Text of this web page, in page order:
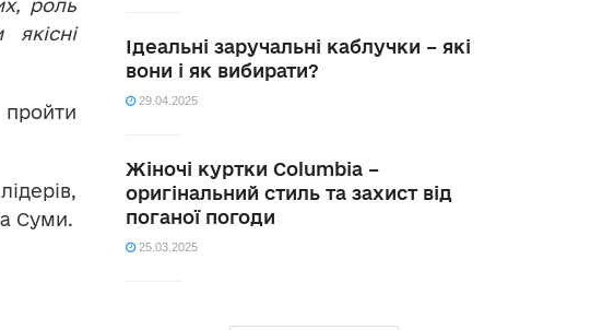
роль
Суми.
Ідеальні заручальні каблучки – які
вони і як вибирати?
29.04.2025
Жіночі куртки Columbia –
оригінальний стиль та захист від
поганої погоди
25.03.2025